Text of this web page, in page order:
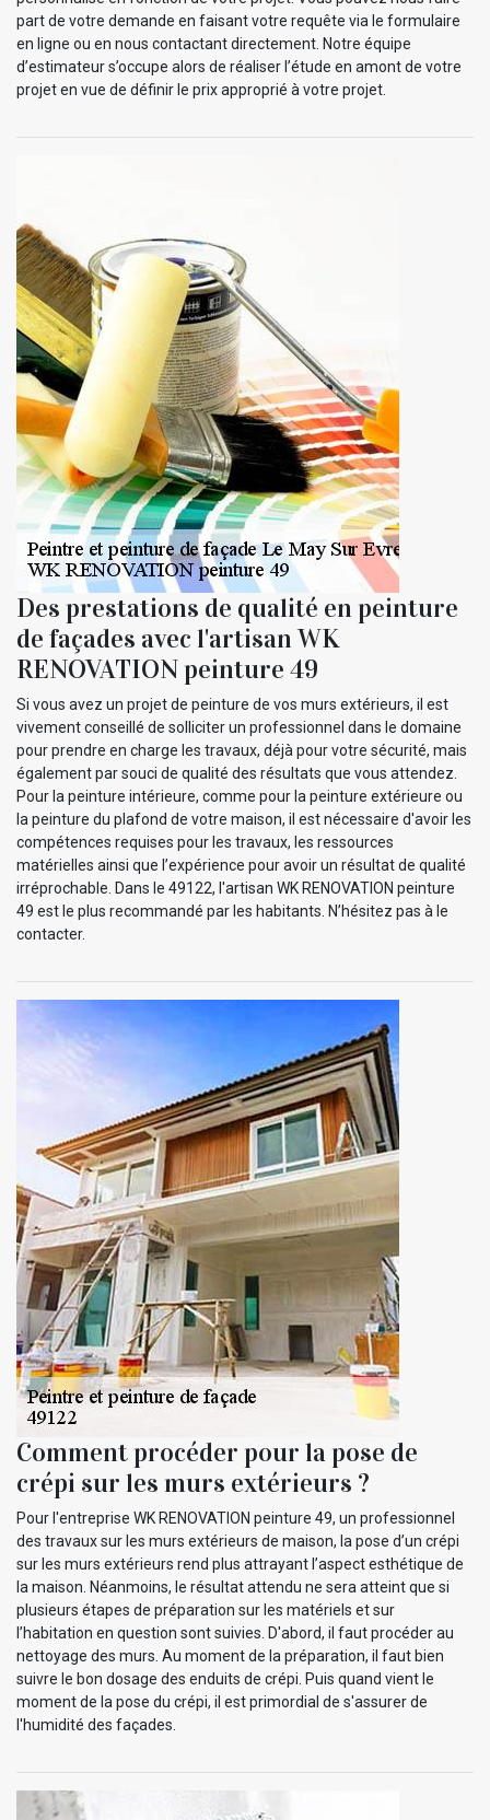
part de votre demande en faisant votre requête via le formulaire
en ligne ou en nous contactant directement. Notre équipe
d’estimateur s’occupe alors de réaliser l’étude en amont de votre
projet en vue de définir le prix approprié à votre projet.
Des prestations de qualité en peinture
de façades avec l'artisan WK
RENOVATION peinture 49
Si vous avez un projet de peinture de vos murs extérieurs, il est
vivement conseillé de solliciter un professionnel dans le domaine
pour prendre en charge les travaux, déjà pour votre sécurité, mais
également par souci de qualité des résultats que vous attendez.
Pour la peinture intérieure, comme pour la peinture extérieure ou
la peinture du plafond de votre maison, il est nécessaire d'avoir les
compétences requises pour les travaux, les ressources
matérielles ainsi que l’expérience pour avoir un résultat de qualité
irréprochable. Dans le 49122, l'artisan WK RENOVATION peinture
49 est le plus recommandé par les habitants. N’hésitez pas à le
contacter.
Comment procéder pour la pose de
crépi sur les murs extérieurs ?
Pour l'entreprise WK RENOVATION peinture 49, un professionnel
des travaux sur les murs extérieurs de maison, la pose d’un crépi
sur les murs extérieurs rend plus attrayant l’aspect esthétique de
la maison. Néanmoins, le résultat attendu ne sera atteint que si
plusieurs étapes de préparation sur les matériels et sur
l’habitation en question sont suivies. D'abord, il faut procéder au
nettoyage des murs. Au moment de la préparation, il faut bien
suivre le bon dosage des enduits de crépi. Puis quand vient le
moment de la pose du crépi, il est primordial de s'assurer de
l'humidité des façades.